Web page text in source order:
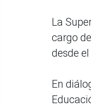
La
cargo
desde
En